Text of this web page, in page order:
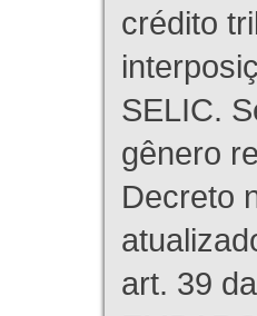
crédito
SELIC.
gênero
Decreto
art. 39